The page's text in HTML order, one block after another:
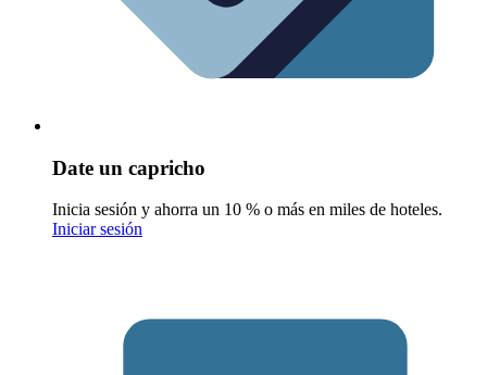
Date un capricho
Inicia sesión y ahorra un 10 % o más en miles de hoteles.
Iniciar sesión